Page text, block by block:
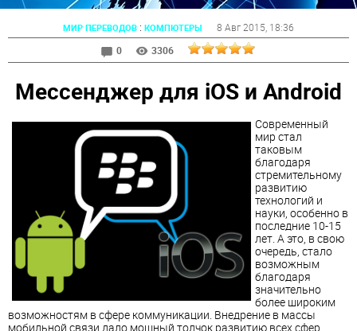
МИР ПЕРЕВОДОВ : КОМПЮТЕРЫ 8 Авг 2015 , 18:36
0
3306
Мессенджер для iOS и Android
Современный
мир стал
таковым
благодаря
стремительному
развитию
технологий и
науки, особенно в
последние 10-15
лет. А это, в свою
очередь, стало
возможным
благодаря
значительно
более широким
возможностям в сфере коммуникации. Внедрение в массы
мобильной связи дало мощный толчок развитию всех сфер